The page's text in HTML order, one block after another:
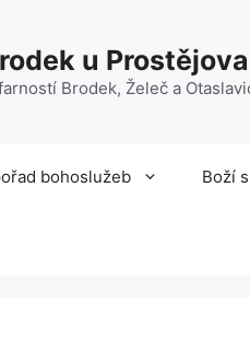
u
Brodek, Želeč a
bohoslužeb Boží